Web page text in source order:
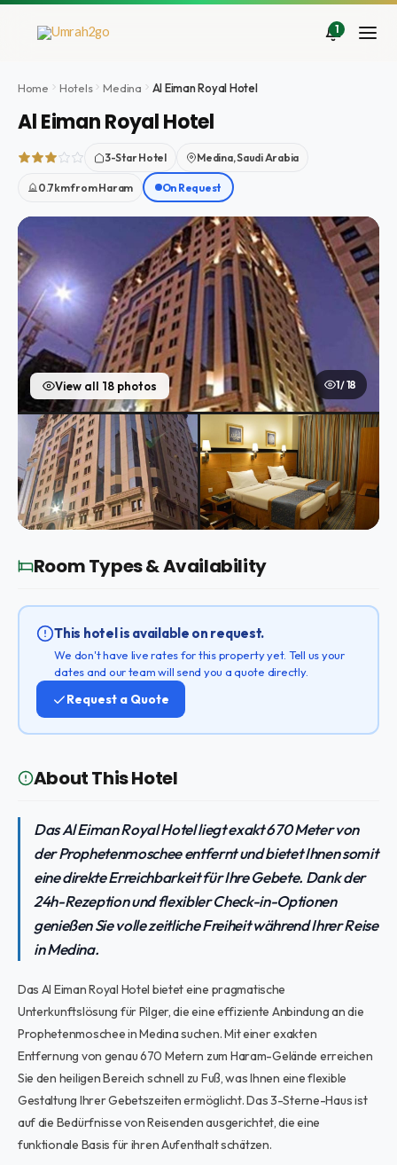
Zum
1
Home Hotels Medina Al Eiman Royal Hotel
Al Eiman Royal Hotel
3-Star Hotel Medina, Saudi Arabia
0.7km from Haram On Request
View all 18 photos 1 / 18
Room Types & Availability
This hotel is available on request.
We don't have live rates for this property yet. Tell us your
dates and our team will send you a quote directly.
Request a Quote
About This Hotel
Das Al Eiman Royal Hotel liegt exakt 670 Meter von
der Prophetenmoschee entfernt und bietet Ihnen somit
eine direkte Erreichbarkeit für Ihre Gebete. Dank der
24h-Rezeption und flexibler Check-in-Optionen
genießen Sie volle zeitliche Freiheit während Ihrer Reise
in Medina.
Das Al Eiman Royal Hotel bietet eine pragmatische
Unterkunftslösung für Pilger, die eine effiziente Anbindung an die
Prophetenmoschee in Medina suchen. Mit einer exakten
Entfernung von genau 670 Metern zum Haram-Gelände erreichen
Sie den heiligen Bereich schnell zu Fuß, was Ihnen eine flexible
Gestaltung Ihrer Gebetszeiten ermöglicht. Das 3-Sterne-Haus ist
auf die Bedürfnisse von Reisenden ausgerichtet, die eine
funktionale Basis für ihren Aufenthalt schätzen.